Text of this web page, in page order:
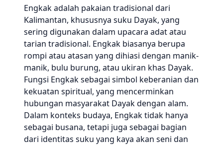
Engkak adalah pakaian tradisional dari
Kalimantan, khususnya suku Dayak, yang
sering digunakan dalam upacara adat atau
tarian tradisional. Engkak biasanya berupa
rompi atau atasan yang dihiasi dengan manik-
manik, bulu burung, atau ukiran khas Dayak.
Fungsi Engkak sebagai simbol keberanian dan
kekuatan spiritual, yang mencerminkan
hubungan masyarakat Dayak dengan alam.
Dalam konteks budaya, Engkak tidak hanya
sebagai busana, tetapi juga sebagai bagian
dari identitas suku yang kaya akan seni dan